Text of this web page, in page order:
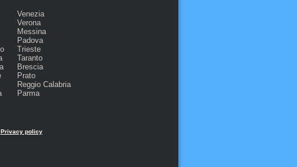
Venezia
Verona
Messina
Padova
Trieste
Taranto
Brescia
Prato
Reggio Calabria
Parma
Privacy policy